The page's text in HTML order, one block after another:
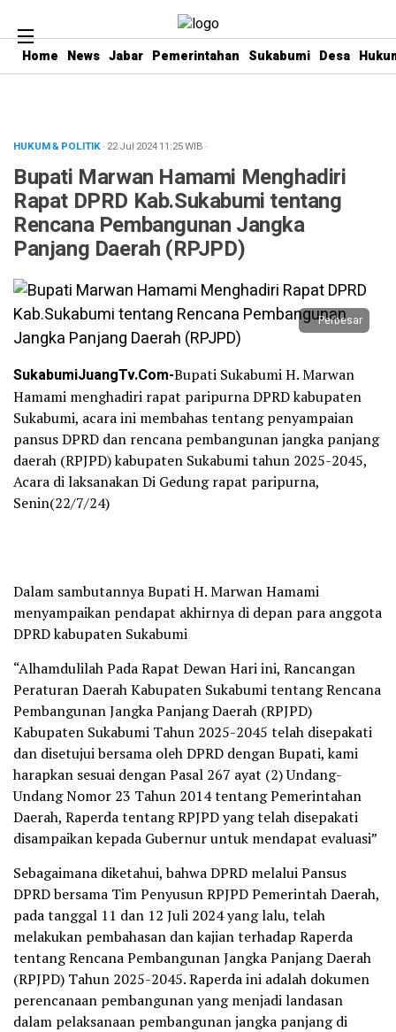
Home News Jabar Pemerintahan Sukabumi Desa
HUKUM & POLITIK· 22 Jul 202411:25WIB ·
Bupati Marwan Hamami Menghadiri
Rapat DPRD Kab.Sukabumi tentang
Rencana Pembangunan Jangka
Panjang Daerah (RPJPD)
Perbesar
SukabumiJuangTv.Com-Bupati Sukabumi H. Marwan
Hamami menghadiri rapat paripurna DPRD kabupaten
Sukabumi, acara ini membahas tentang penyampaian
pansus DPRD dan rencana pembangunan jangka panjang
daerah (RPJPD) kabupaten Sukabumi tahun 2025-2045,
Acara di laksanakan Di Gedung rapat paripurna,
Senin(22/7/24)
Dalam sambutannya Bupati H. Marwan Hamami
menyampaikan pendapat akhirnya di depan para anggota
DPRD kabupaten Sukabumi
“Alhamdulilah Pada Rapat Dewan Hari ini, Rancangan
Peraturan Daerah Kabupaten Sukabumi tentang Rencana
Pembangunan Jangka Panjang Daerah (RPJPD)
Kabupaten Sukabumi Tahun 2025-2045 telah disepakati
dan disetujui bersama oleh DPRD dengan Bupati, kami
harapkan sesuai dengan Pasal 267 ayat (2) Undang-
Undang Nomor 23 Tahun 2014 tentang Pemerintahan
Daerah, Raperda tentang RPJPD yang telah disepakati
disampaikan kepada Gubernur untuk mendapat evaluasi”
Sebagaimana diketahui, bahwa DPRD melalui Pansus
DPRD bersama Tim Penyusun RPJPD Pemerintah Daerah,
pada tanggal 11 dan 12 Juli 2024 yang lalu, telah
melakukan pembahasan dan kajian terhadap Raperda
tentang Rencana Pembangunan Jangka Panjang Daerah
(RPJPD) Tahun 2025-2045. Raperda ini adalah dokumen
perencanaan pembangunan yang menjadi landasan
dalam pelaksanaan pembangunan jangka panjang di